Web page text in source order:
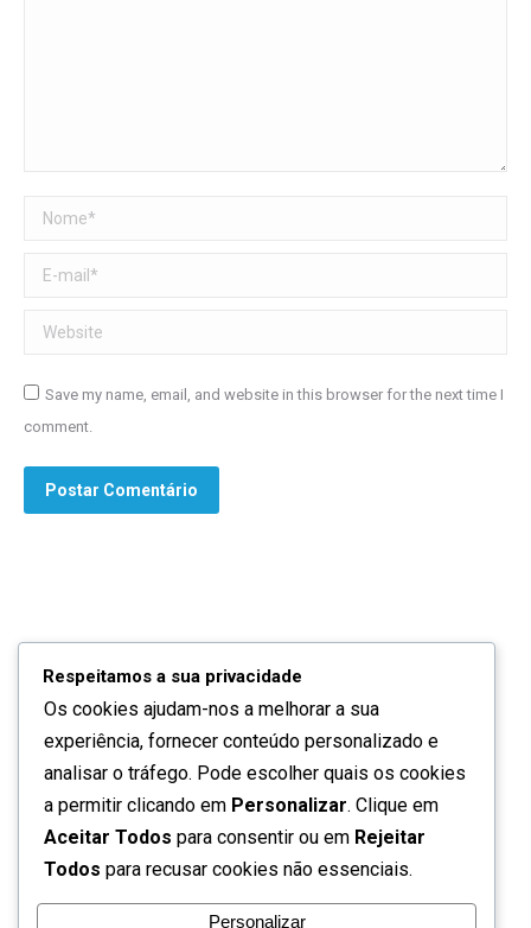
Nome *
E-mail *
Website
Save my name, email, and website in this browser for the next time I
comment.
Postar Comentário
Quem somos
Contactos
Termos de utilização
Respeitamos a sua privacidade
Os cookies ajudam-nos a melhorar a sua
experiência, fornecer conteúdo personalizado e
analisar o tráfego. Pode escolher quais os cookies
a permitir clicando em Personalizar. Clique em
Aceitar Todos para consentir ou em Rejeitar
Todos para recusar cookies não essenciais.
Personalizar